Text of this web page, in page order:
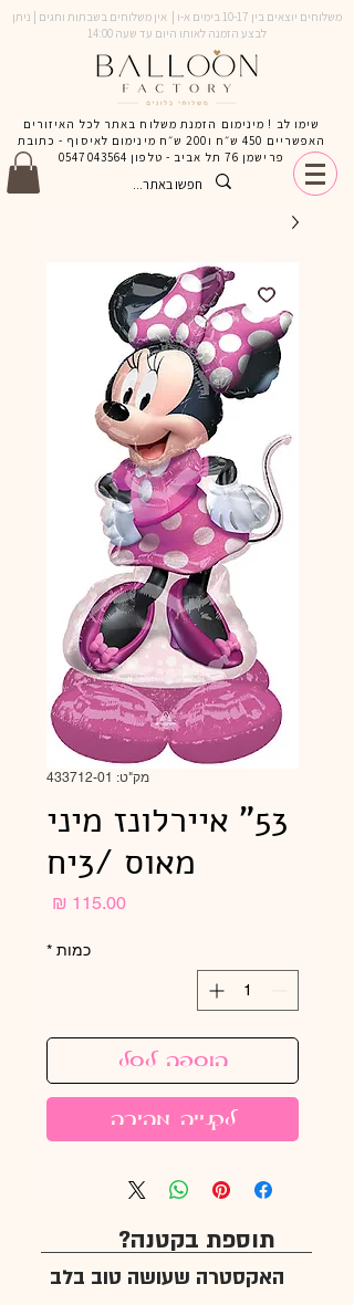
משלוחים יוצאים בין 10-17 בימים א-ו | אין משלוחים בשבתות וחגים | ניתן
לבצע הזמנה לאותו היום עד שעה 14:00
שימו לב ! מינימום הזמנת משלוח באתר לכל האיזורים
האפשריים 450 ש״ח ו200 ש״ח מינימום לאיסוף - כתובת
פרישמן 76 תל אביב - טלפון
0547043564
מק"ט: 433712-01
53" איירלונז מיני
מאוס /3יח
כמות *
הוספה לסל
לקנייה מהירה
תוספת בקטנה?
האקסטרה שעושה טוב בלב